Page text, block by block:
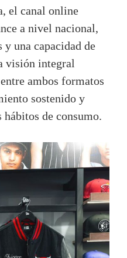
el canal online
a nivel nacional,
una capacidad de
visión integral
ambos formatos
sostenido y
hábitos de consumo.